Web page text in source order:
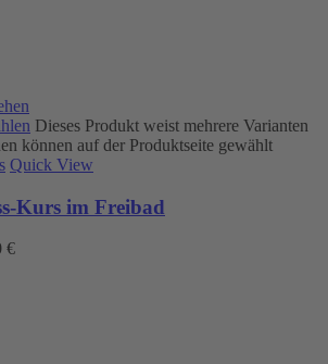
Dieses Produkt weist mehrere Varianten
können auf der Produktseite gewählt
Quick View
Kurs im Freibad
€